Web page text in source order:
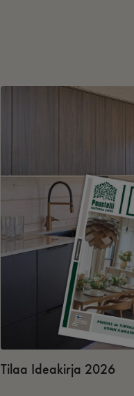
Tilaa Ideakirja 2026